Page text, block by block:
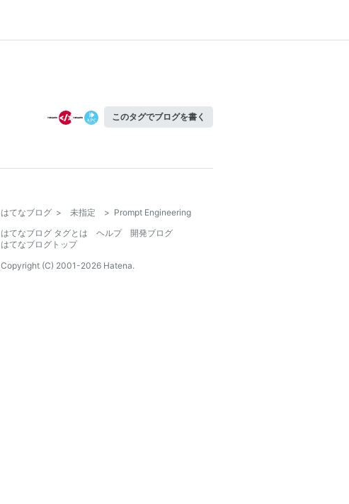
このタグでブログを書く
はてなブログ > 未指定 > Prompt Engineering
はてなブログ タグとは
ヘルプ
開発ブログ
はてなブログトップ
Copyright (C) 2001-2026 Hatena.